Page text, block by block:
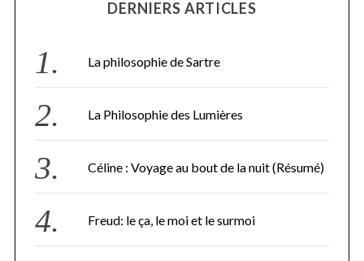
DERNIERS ARTICLES
La philosophie de Sartre
La Philosophie des Lumières
Céline : Voyage au bout de la nuit (Résumé)
Freud: le ça, le moi et le surmoi
S